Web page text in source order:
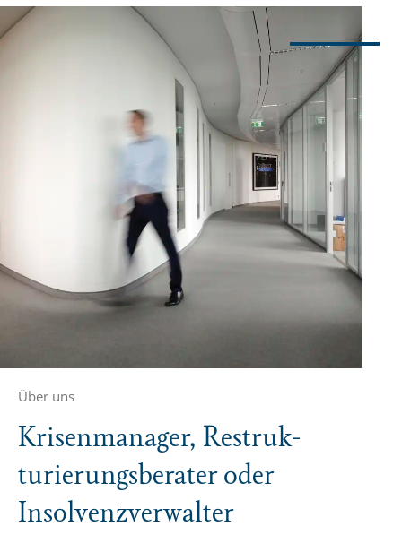
Über uns
Krisen­manager, Restruk­
turierungs­berater oder
Insolvenz­verwalter